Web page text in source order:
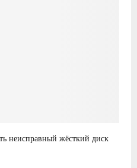
неисправный жёсткий диск